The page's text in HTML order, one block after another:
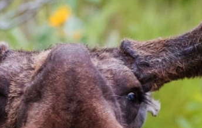
Záhady a
konspirace
UFO A
MIMOZEMŠŤANÉ
UTAJENÉ PŘÍBĚHY
ČESKÝCH DĚJIN
FILMY
REALITA
HORORY
REALITA
OPTICKÉ